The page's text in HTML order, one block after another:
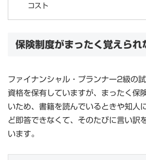
コスト
保険制度がまったく覚えられ
ファイナンシャル・プランナー2級の
資格を保有していますが、まったく保
いため、書籍を読んでいるときや知人
ど即答できなくて、そのたびに言い訳
います。